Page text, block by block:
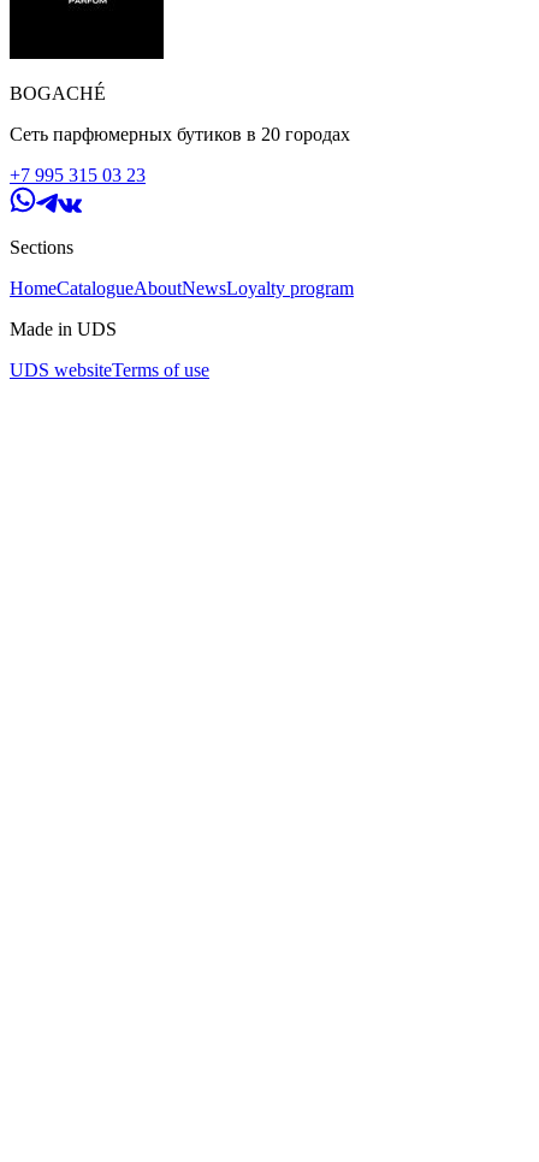
BOGACHÉ
Сеть парфюмерных бутиков в 20 городах
+7 995 315 03 23
Sections
HomeCatalogueAboutNewsLoyalty program
Made in UDS
UDS websiteTerms of use